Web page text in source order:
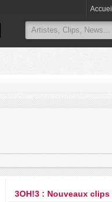
Accueil
3OH!3 : Nouveaux clips